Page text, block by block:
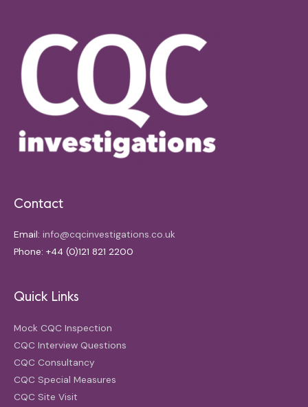
Contact
Email: info@cqcinvestigations.co.uk
Phone: +44 (0)121 821 2200
Quick Links
Mock CQC Inspection
CQC Interview Questions
CQC Consultancy
CQC Special Measures
CQC Site Visit